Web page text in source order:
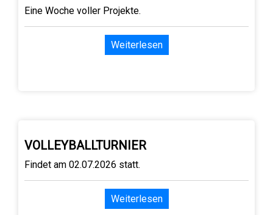
Eine Woche voller Projekte.
Weiterlesen
VOLLEYBALLTURNIER
Findet am 02.07.2026 statt.
Weiterlesen